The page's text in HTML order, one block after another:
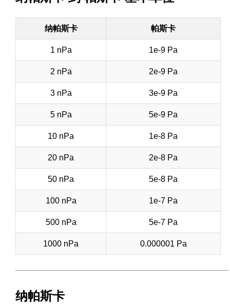
纳帕斯卡 帕斯卡
1 nPa 1e-9 Pa
2 nPa 2e-9 Pa
3 nPa 3e-9 Pa
5 nPa 5e-9 Pa
10 nPa 1e-8 Pa
20 nPa 2e-8 Pa
50 nPa 5e-8 Pa
100 nPa 1e-7 Pa
500 nPa 5e-7 Pa
1000 nPa 0.000001 Pa
纳帕斯卡